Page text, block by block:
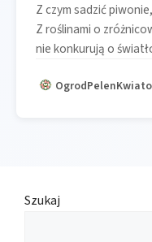
Z czym sadzić
Z roślinami o
nie konkurują o
Szukaj